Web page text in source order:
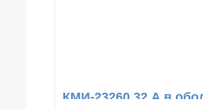
КМИ-23260 32 А в